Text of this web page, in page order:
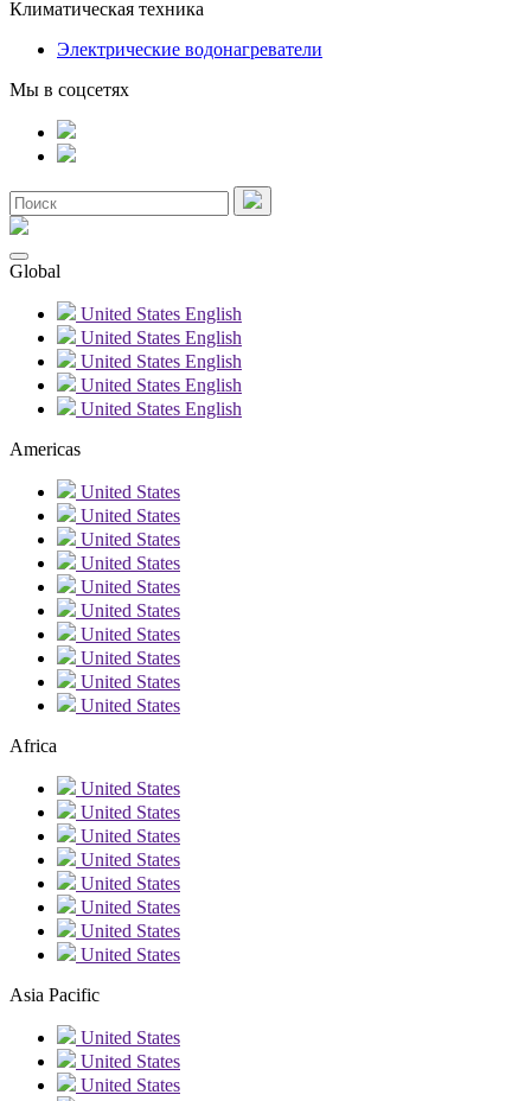
Климатическая техника
Электрические водонагреватели
Мы в соцсетях
Global
United States English
United States English
United States English
United States English
United States English
Americas
United States
United States
United States
United States
United States
United States
United States
United States
United States
United States
Africa
United States
United States
United States
United States
United States
United States
United States
United States
Asia Pacific
United States
United States
United States